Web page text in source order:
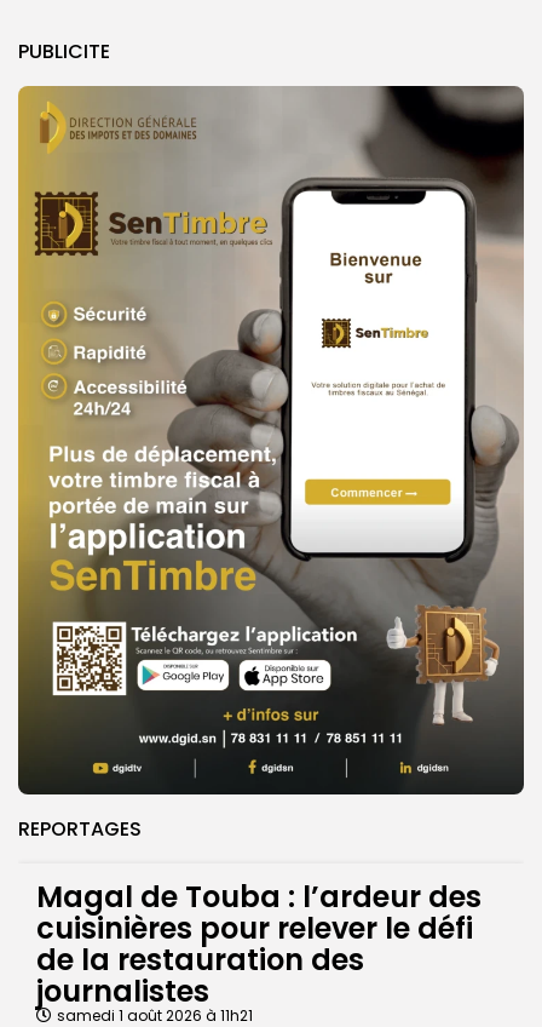
PUBLICITE
REPORTAGES
Magal de Touba : l’ardeur des
cuisinières pour relever le défi
de la restauration des
journalistes
samedi 1 août 2026 à 11h21